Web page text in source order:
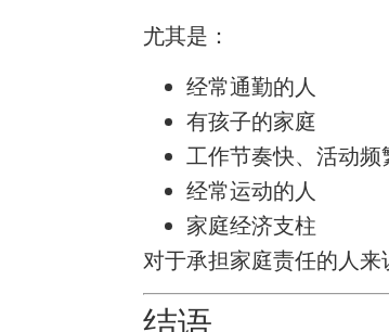
尤其是：
经常通勤的人
有孩子的家庭
工作节奏快、活动频
经常运动的人
家庭经济支柱
对于承担家庭责任的人来